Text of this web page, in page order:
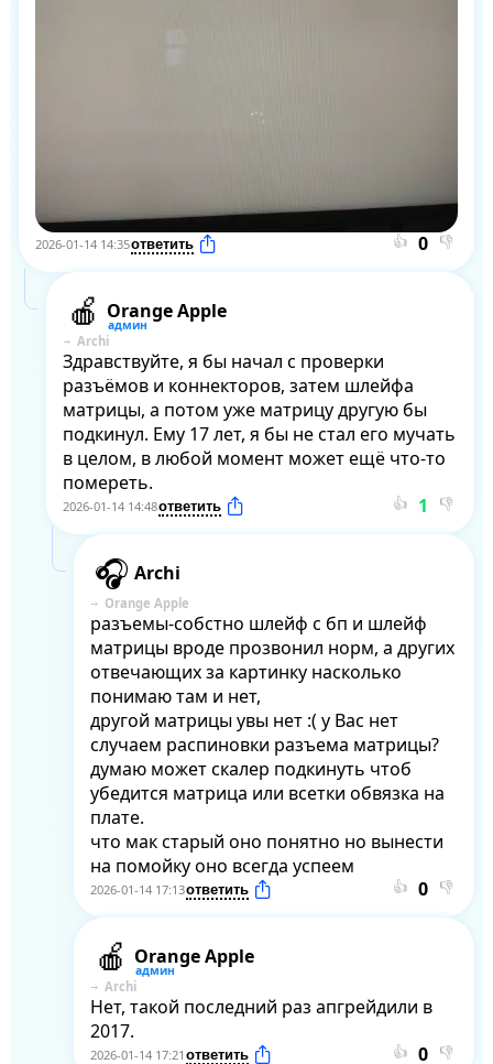
2026-01-14 14:35 👍 👎
Orange Apple
Archi
Здравствуйте, я бы начал с проверки
разъёмов и коннекторов, затем шлейфа
матрицы, а потом уже матрицу другую бы
подкинул. Ему 17 лет, я бы не стал его мучать
в целом, в любой момент может ещё что-то
помереть.
2026-01-14 14:48 👍 👎
Archi
Orange Apple
разъемы-собстно шлейф с бп и шлейф
матрицы вроде прозвонил норм, а других
отвечающих за картинку насколько
понимаю там и нет,
другой матрицы увы нет :( у Вас нет
случаем распиновки разъема матрицы?
думаю может скалер подкинуть чтоб
убедится матрица или всетки обвязка на
плате.
что мак старый оно понятно но вынести
на помойку оно всегда успеем
2026-01-14 17:13 👍 👎
Orange Apple
Archi
Нет, такой последний раз апгрейдили в
2017.
2026-01-14 17:21 👍 👎